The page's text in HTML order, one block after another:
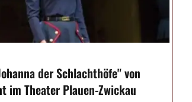
der Schlachthöfe" von
im Theater Plauen-Zwickau